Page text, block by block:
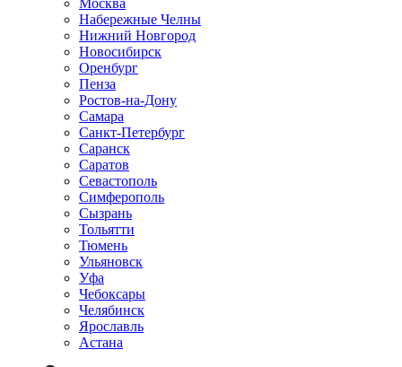
Москва
Набережные Челны
Нижний Новгород
Новосибирск
Оренбург
Пенза
Ростов-на-Дону
Самара
Санкт-Петербург
Саранск
Саратов
Севастополь
Симферополь
Сызрань
Тольятти
Тюмень
Ульяновск
Уфа
Чебоксары
Челябинск
Ярославль
Астана